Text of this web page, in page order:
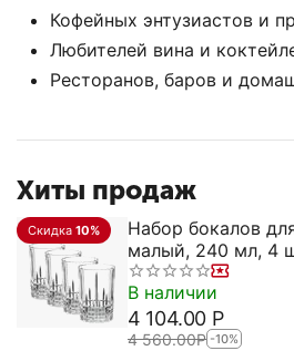
Кофейных энтузиастов и
Любителей вина и
Ресторанов, баров и
Хиты продаж
Скидка 10%
Набор бокалов
малый, 240 мл, 4
бессвинцовый
Perfect, Spiegelau
В наличии
4 104.00 Р
4 560.00Р -10%